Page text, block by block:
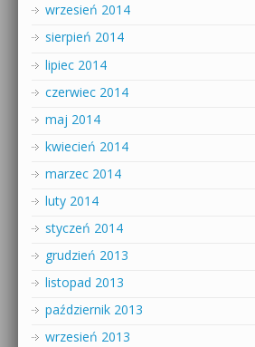
wrzesień 2014
sierpień 2014
lipiec 2014
czerwiec 2014
maj 2014
kwiecień 2014
marzec 2014
luty 2014
styczeń 2014
grudzień 2013
listopad 2013
październik 2013
wrzesień 2013